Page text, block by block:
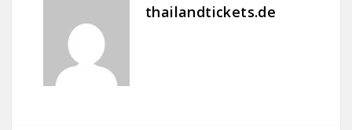
thailandtickets.de